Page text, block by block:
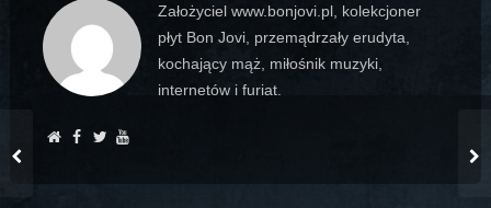
Założyciel www.bonjovi.pl, kolekcjoner
płyt Bon Jovi, przemądrzały erudyta,
kochający mąż, miłośnik muzyki,
internetów i furiat.